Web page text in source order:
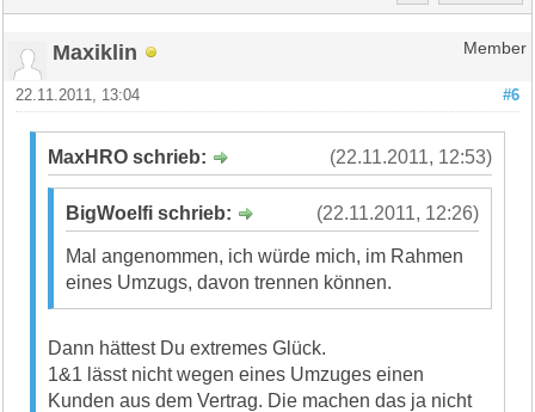
Maxiklin Member
#6
22.11.2011, 13:04
(22.11.2011, 12:53)
MaxHRO schrieb:
(22.11.2011, 12:26)
BigWoelfi schrieb:
Mal angenommen, ich würde mich, im Rahmen
eines Umzugs, davon trennen können.
Dann hättest Du extremes Glück.
1&1 lässt nicht wegen eines Umzuges einen
Kunden aus dem Vertrag. Die machen das ja nicht